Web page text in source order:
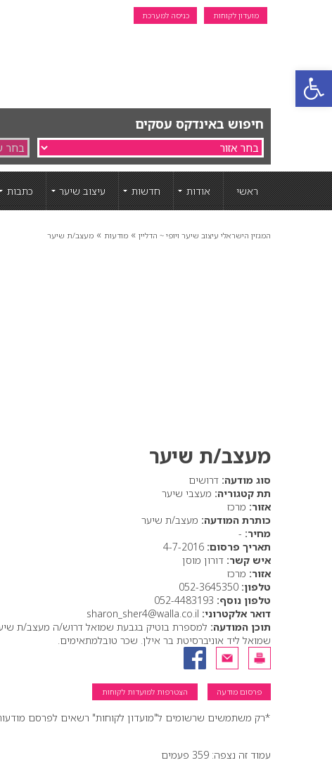
פתח סרגל נגישות
מועדון לקוחות כניסה למערכת
חיפוש באינדקס עסקים
ראשי אודות חדשות עיצוב שיער כתבות
המגזין הישראלי עיצוב שיער ויופי ~ הדליין » מודעות » מעצב/ת שיער
מעצב/ת שיער
סוג מודעה: דרושים
תת קטגוריה: מעצבי שיער
אזור: מרכז
כותרת המודעה: מעצב/ת שיער
מחיר: -
תאריך פרסום:
איש קשר: דורון מוסן
אזור: מרכז
טלפון:
טלפון נוסף:
דואר אלקטרוני:
תוכן המודעה: למספרת בוטיק בגבעת שמואל דרוש/ה מעצב/ת
שמואל ליד אוניברסיטת בר אילן. שכר טובלמתאימים.
פרסום מודעה הצטרפות למועדות לקוחות
*רק משתמשים שרשומים ל"מועדון לקוחות" רשאים לפרסם
עמוד זה נצפה: 359 פעמים